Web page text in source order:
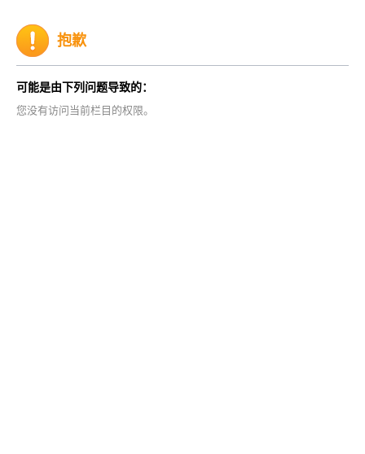
抱歉
可能是由下列问题导致的：
您没有访问当前栏目的权限。